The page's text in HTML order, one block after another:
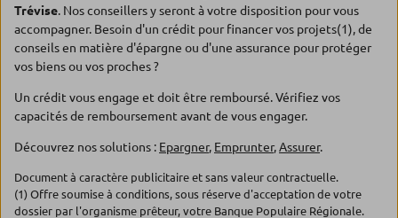
Trévise. Nos conseillers y seront à votre disposition pour vous
accompagner. Besoin d'un crédit pour financer vos projets(1), de
conseils en matière d'épargne ou d'une assurance pour protéger
vos biens ou vos proches ?
Un crédit vous engage et doit être remboursé. Vérifiez vos
capacités de remboursement avant de vous engager.
Découvrez nos solutions : Epargner, Emprunter,Assurer.
Document à caractère publicitaire et sans valeur contractuelle.
(1) Offre soumise à conditions, sous réserve d'acceptation de votre
dossier par l'organisme prêteur, votre Banque Populaire Régionale.